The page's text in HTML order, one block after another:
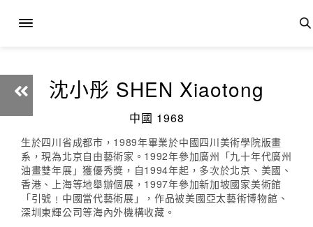
沈小彤 SHEN Xiaotong
中國 1968
生於四川省成都市，1989年畢業於中國四川美術學院版畫
系，現為北京自由藝術家。1992年參加廣州「九十年代廣州
油畫雙年展」獲優秀獎，自1994年起，多次於北京、美國、
香港、上海等地舉辦個展，1997年參加新加坡國家美術館
「引號﹗中國當代藝術展」，作品被美國亞太藝術博物館、
深圳東輝公司等海內外機構收藏。